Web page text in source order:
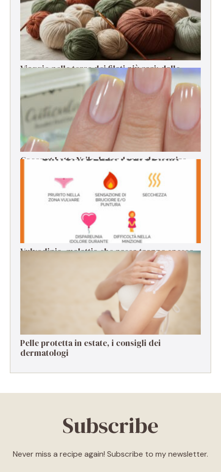
Viaggio nelle terre dei filati più rari: dalle
origini alla filatura
Coconut Latte Nails, la tendenza da seguire
Vulvodinia, malattia che passa troppo spesso
Pelle protetta in estate, i consigli dei
dermatologi
Subscribe
Never miss a recipe again! Subscribe to my newsletter.